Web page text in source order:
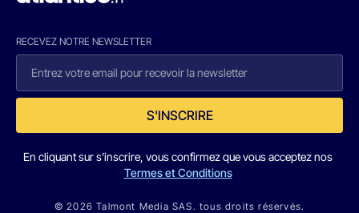
RECEVEZ NOTRE NEWSLETTER
S'INSCRIRE
En cliquant sur s'inscrire, vous confirmez que vous acceptez nos
Termes et Conditions
© 2026 Talmont Media SAS. tous droits réservés.